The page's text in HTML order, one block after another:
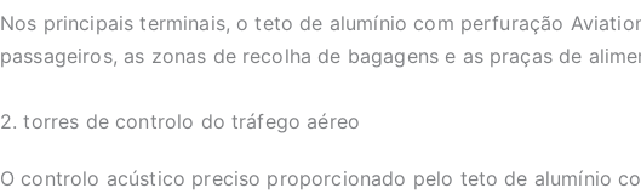
Nos principais terminais, o teto de alumínio com perfuração
passageiros, as zonas de recolha de bagagens e as praças de
2. torres de controlo do tráfego aéreo
O controlo acústico preciso proporcionado pelo teto de alumínio